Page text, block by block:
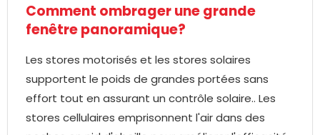
Comment ombrager une grande
fenêtre panoramique?
Les stores motorisés et les stores solaires
supportent le poids de grandes portées sans
effort tout en assurant un contrôle solaire.. Les
stores cellulaires emprisonnent l'air dans des